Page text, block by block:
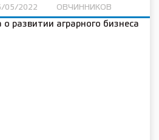
05/2022
ОВЧИННИКОВ